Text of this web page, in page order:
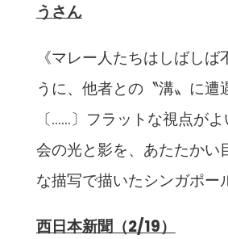
うさん
《マレー人たちはしばしば
うに、他者との〝溝〟に遭
〔……〕フラットな視点が
会の光と影を、あたたかい
な描写で描いたシンガポー
西日本新聞（2/19）